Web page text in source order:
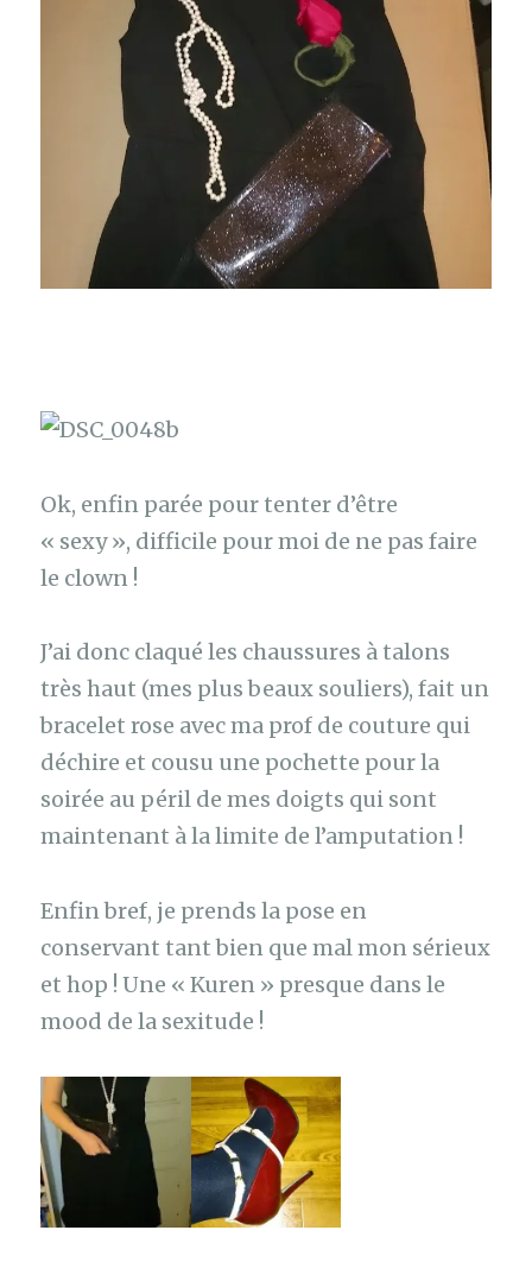
Ok, enfin parée pour tenter d’être
« sexy », difficile pour moi de ne pas faire
le clown !
J’ai donc claqué les chaussures à talons
très haut (mes plus beaux souliers), fait un
bracelet rose avec ma prof de couture qui
déchire et cousu une pochette pour la
soirée au péril de mes doigts qui sont
maintenant à la limite de l’amputation !
Enfin bref, je prends la pose en
conservant tant bien que mal mon sérieux
et hop ! Une « Kuren » presque dans le
mood de la sexitude !